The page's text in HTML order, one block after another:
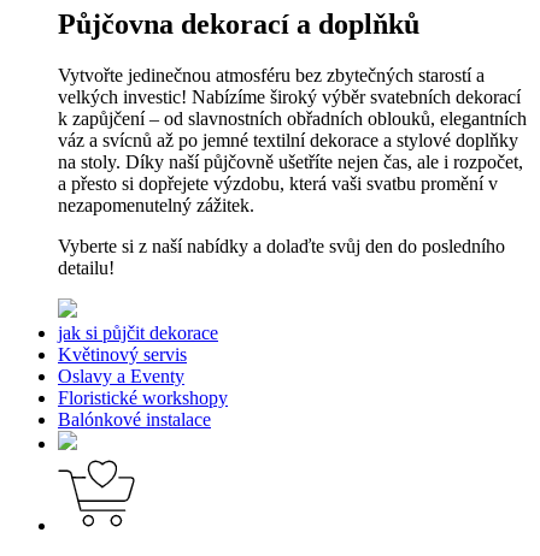
Půjčovna dekorací a doplňků
Vytvořte jedinečnou atmosféru bez zbytečných starostí a
velkých investic! Nabízíme široký výběr svatebních dekorací
k zapůjčení – od slavnostních obřadních oblouků, elegantních
váz a svícnů až po jemné textilní dekorace a stylové doplňky
na stoly. Díky naší půjčovně ušetříte nejen čas, ale i rozpočet,
a přesto si dopřejete výzdobu, která vaši svatbu promění v
nezapomenutelný zážitek.
Vyberte si z naší nabídky a dolaďte svůj den do posledního
detailu!
jak si půjčit dekorace
Květinový servis
Oslavy a Eventy
Floristické workshopy
Balónkové instalace